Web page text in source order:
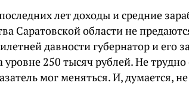
лет доходы и средние
Саратовской области не
давности губернатор и его
250 тысяч рублей. Не трудно
мог меняться. И, думается,